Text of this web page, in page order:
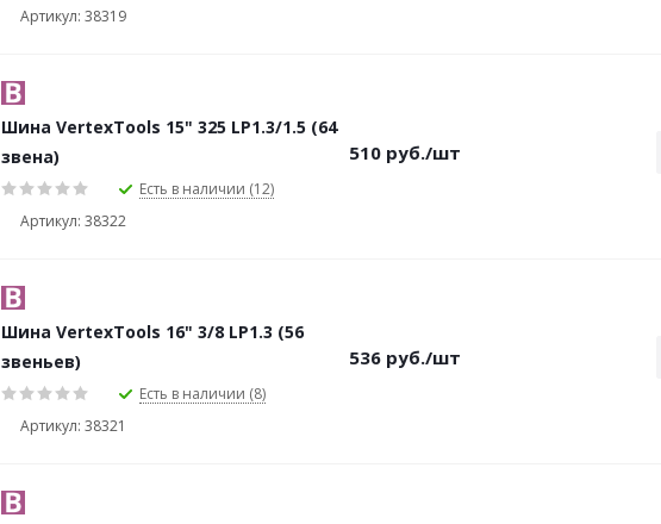
Артикул: 38319
Шина VertexTools 15" 325 LP1.3/1.5 (64
звена)
Есть в наличии (12)
Артикул: 38322
510 руб./шт
Шина VertexTools 16" 3/8 LP1.3 (56
звеньев)
Есть в наличии (8)
Артикул: 38321
536 руб./шт